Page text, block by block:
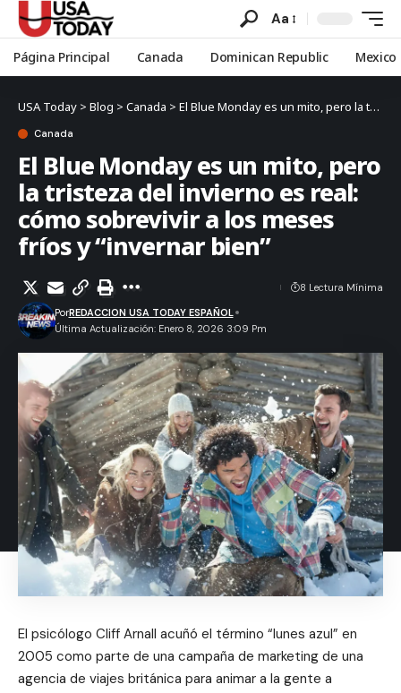
Aa
Página Principal Canada Dominican Republic Mexico
USA Today > Blog > Canada > El Blue Monday es un mito, pero la tristeza del invierno es real: cómo sobrevivir a los meses fríos y “invernar bien”
Canada
El Blue Monday es un mito, pero
la tristeza del invierno es real:
cómo sobrevivir a los meses
fríos y “invernar bien”
Última Actualización: Enero 8, 2026 3:09 Pm
PorREDACCION USA TODAY ESPAÑOL
8 Lectura Mínima
El psicólogo Cliff Arnall acuñó el término “lunes azul” en
2005 como parte de una campaña de marketing de una
agencia de viajes británica para animar a la gente a